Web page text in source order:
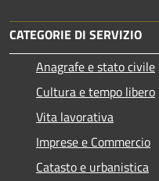
CATEGORIE DI SERVIZIO
Anagrafe e stato civile
Cultura e tempo libero
Vita lavorativa
Imprese e Commercio
Catasto e urbanistica